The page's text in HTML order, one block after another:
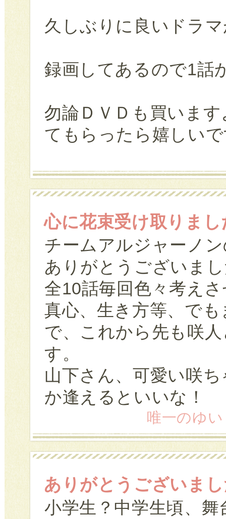
久しぶりに良いドラ
録画してあるので1話
勿論ＤＶＤも買いま
てもらったら嬉しい
心に花束受け取りまし
チームアルジャーノ
ありがとうございま
全10話毎回色々考え
真心、生き方等、で
で、これから先も咲
す。
山下さん、可愛い咲
か逢えるといいな！
唯一のゆ
ありがとうございま
小学生？中学生頃、